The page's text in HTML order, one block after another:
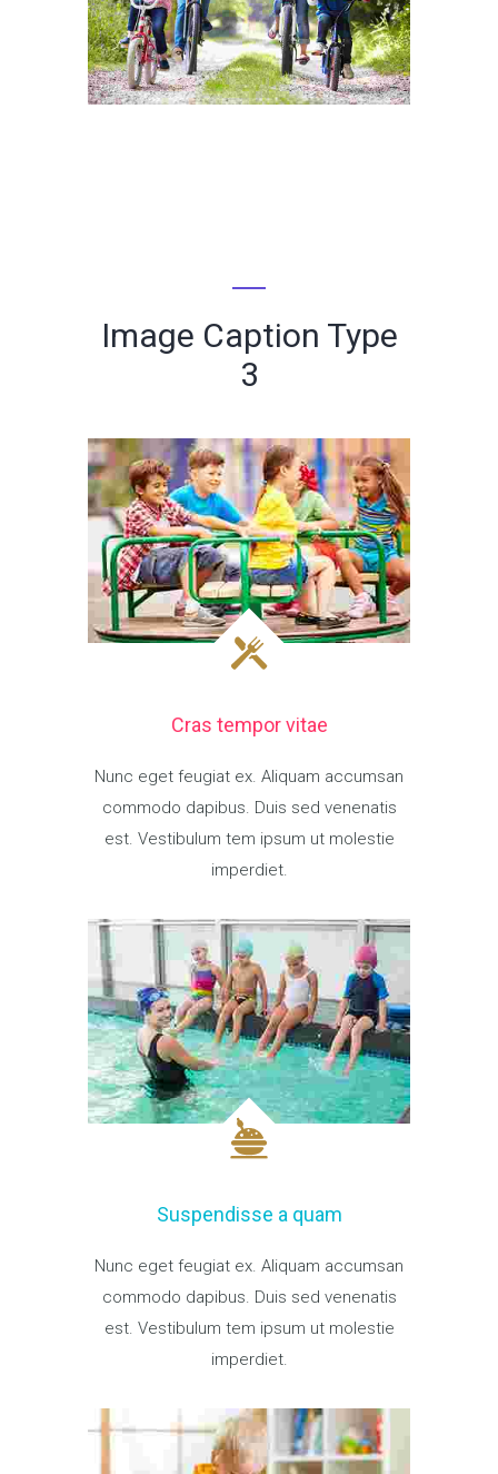
Image Caption Type
3
Cras tempor vitae
Nunc eget feugiat ex. Aliquam accumsan
commodo dapibus. Duis sed venenatis
est. Vestibulum tem ipsum ut molestie
imperdiet.
Suspendisse a quam
Nunc eget feugiat ex. Aliquam accumsan
commodo dapibus. Duis sed venenatis
est. Vestibulum tem ipsum ut molestie
imperdiet.